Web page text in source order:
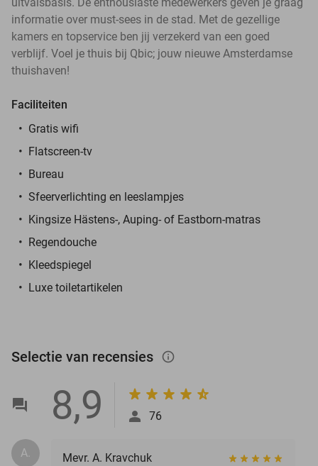
informatie over must-sees in de stad. Met de gezellige
kamers en topservice ben jij verzekerd van een goed
verblijf. Voel je thuis bij Qbic; jouw nieuwe Amsterdamse
thuishaven!
Faciliteiten
Gratis wifi
Flatscreen-tv
Bureau
Sfeerverlichting en leeslampjes
Kingsize Hästens-, Auping- of Eastborn-matras
Regendouche
Kleedspiegel
Luxe toiletartikelen
Selectie van recensies info_outlined
8,9 76
А. Mevr. А. Kravchuk